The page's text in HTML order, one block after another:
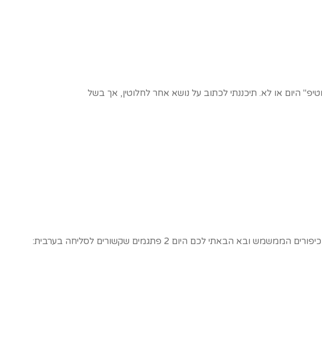
היום או לא. תיכננתי לכתוב על נושא אחר לחלוטין, אך בשל
הבאתי לכם היום 2 פתגמים שקשורים לסליחה בערבית: